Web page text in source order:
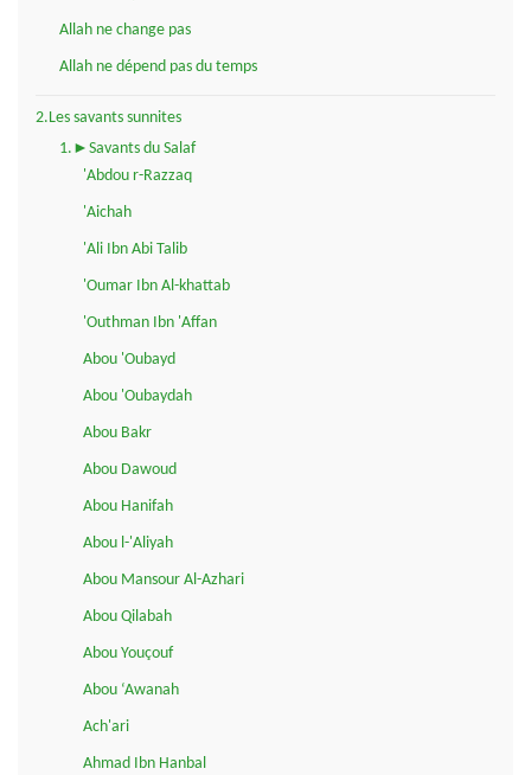
Allah ne change pas
Allah ne dépend pas du temps
2.Les savants sunnites
1.►Savants du Salaf
'Abdou r-Razzaq
'Aichah
'Ali Ibn Abi Talib
'Oumar Ibn Al-khattab
'Outhman Ibn 'Affan
Abou 'Oubayd
Abou 'Oubaydah
Abou Bakr
Abou Dawoud
Abou Hanifah
Abou l-'Aliyah
Abou Mansour Al-Azhari
Abou Qilabah
Abou Youçouf
Abou ‘Awanah
Ach'ari
Ahmad Ibn Hanbal